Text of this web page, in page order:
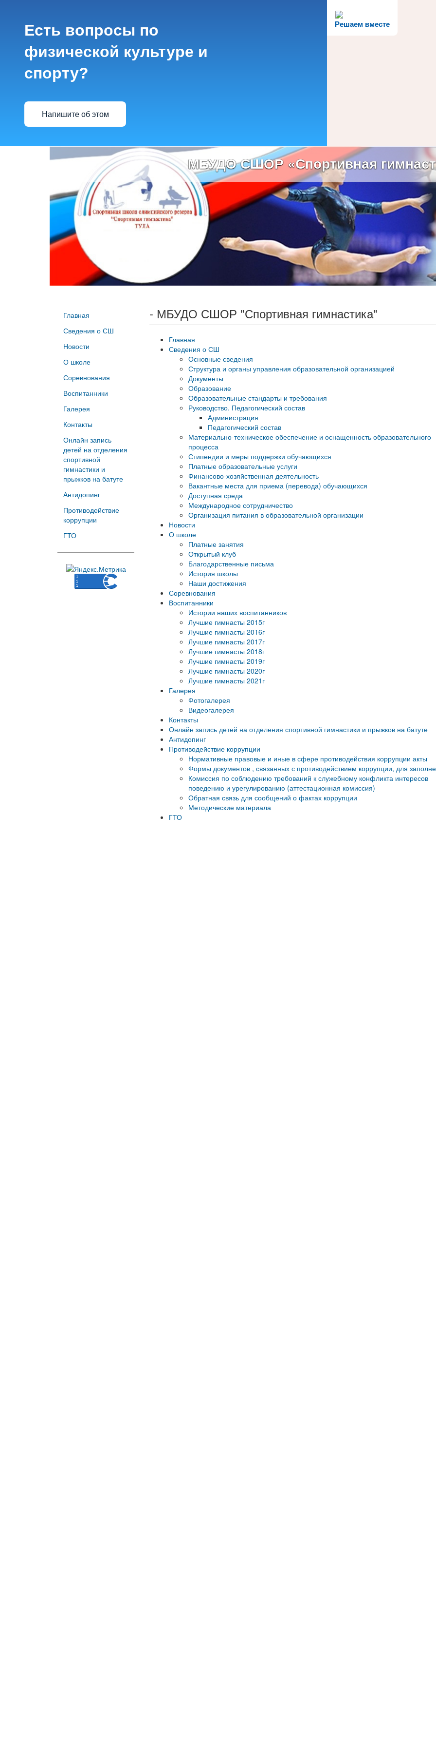
Решаем вместе
Есть вопросы по
физической культуре и
спорту?
Напишите об этом
МБУДО СШОР «Спортивная
Главная
Сведения о СШ
Новости
О школе
Соревнования
Воспитанники
Галерея
Контакты
Онлайн запись
детей на отделения
спортивной
гимнастики и
прыжков на батуте
Антидопинг
Противодействие
коррупции
ГТО
- МБУДО СШОР "Спортивная гимнастика"
Главная
Сведения о СШ
Основные сведения
Структура и органы управления образовательной организацией
Документы
Образование
Образовательные стандарты и требования
Руководство. Педагогический состав
Администрация
Педагогический состав
Материально-техническое обеспечение и оснащенность образовательного
процесса
Стипендии и меры поддержки обучающихся
Платные образовательные услуги
Финансово-хозяйственная деятельность
Вакантные места для приема (перевода) обучающихся
Доступная среда
Международное сотрудничество
Организация питания в образовательной организации
Новости
О школе
Платные занятия
Открытый клуб
Благодарственные письма
История школы
Наши достижения
Соревнования
Воспитанники
Истории наших воспитанников
Лучшие гимнасты 2015г
Лучшие гимнасты 2016г
Лучшие гимнасты 2017г
Лучшие гимнасты 2018г
Лучшие гимнасты 2019г
Лучшие гимнасты 2020г
Лучшие гимнасты 2021г
Галерея
Фотогалерея
Видеогалерея
Контакты
Онлайн запись детей на отделения спортивной гимнастики и прыжков на батуте
Антидопинг
Противодействие коррупции
Нормативные правовые и иные в сфере противодействия коррупции акты
Формы документов , связанных с противодействием коррупции, для
Комиссия по соблюдению требований к служебному конфликта интересов
поведению и урегулированию (аттестационная комиссия)
Обратная связь для сообщений о фактах коррупции
Методические материала
ГТО